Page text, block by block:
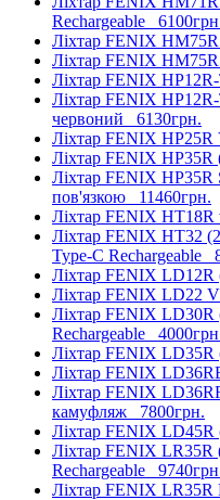
Rechargeable
Ліхтар FENIX
Ліхтар FENIX
Ліхтар FENIX
Ліхтар FENIX
червоний 6130грн.
Ліхтар FENIX
Ліхтар FENIX
Ліхтар FENIX HP35R
пов'язкою 11460грн.
Ліхтар FENIX
Ліхтар FENIX HT32
Type-C Rechargeable
Ліхтар FENIX
Ліхтар FENIX LD22
Ліхтар FENIX LD30R
Rechargeable
Ліхтар FENIX
Ліхтар FENIX
Ліхтар FENIX
камуфляж 7800грн.
Ліхтар FENIX
Ліхтар FENIX LR35R
Rechargeable
Ліхтар FENIX